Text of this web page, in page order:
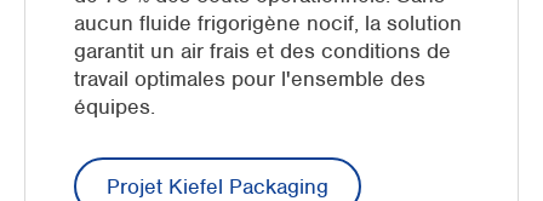
aucun fluide frigorigène nocif, la solution
garantit un air frais et des conditions de
travail optimales pour l'ensemble des
équipes.
Projet Kiefel Packaging